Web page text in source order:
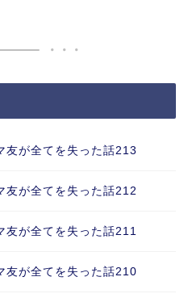
友が全てを失った話213
友が全てを失った話212
友が全てを失った話211
友が全てを失った話210